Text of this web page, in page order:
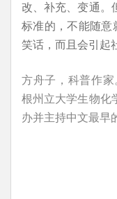
改、补充、变通。
标准的，不能随意
笑话，而且会引起
方舟子，科普作
根州立大学生物化
办并主持中文最早